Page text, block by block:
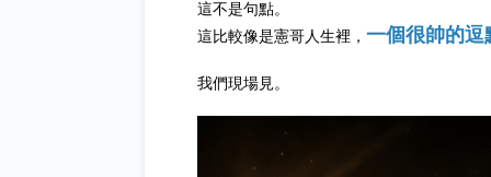
這不是句點。
這比較像是憲哥人生裡， 一個很帥的逗
我們現場見。